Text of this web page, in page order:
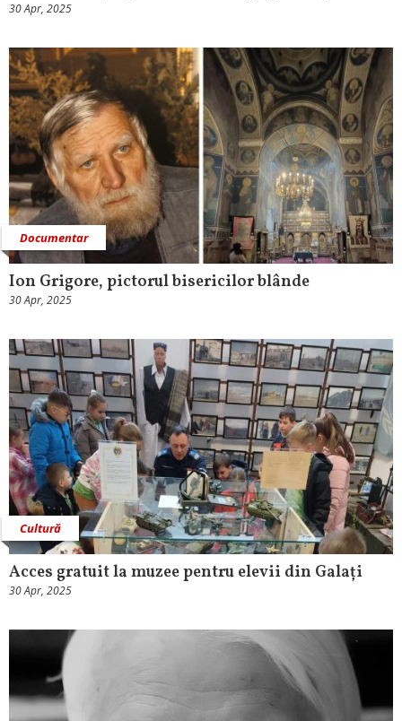
30 Apr, 2025
Documentar
Ion Grigore, pictorul bisericilor blânde
30 Apr, 2025
Cultură
Acces gratuit la muzee pentru elevii din Galați
30 Apr, 2025